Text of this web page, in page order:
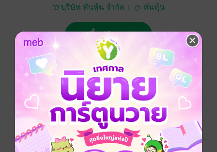
บริษัท ทันหุ้น จำกัด ทันหุ้น
ซื้อ 15 บาท
No Rating
อยากได้ ซื้อเป็นของขวัญ ติดตาม
ทันหุ้น 10 ตุลาคม 2566